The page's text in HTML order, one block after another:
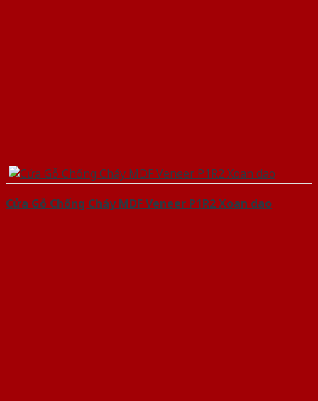
Cửa Gỗ Chống Cháy MDF Veneer P1R2 Xoan dao